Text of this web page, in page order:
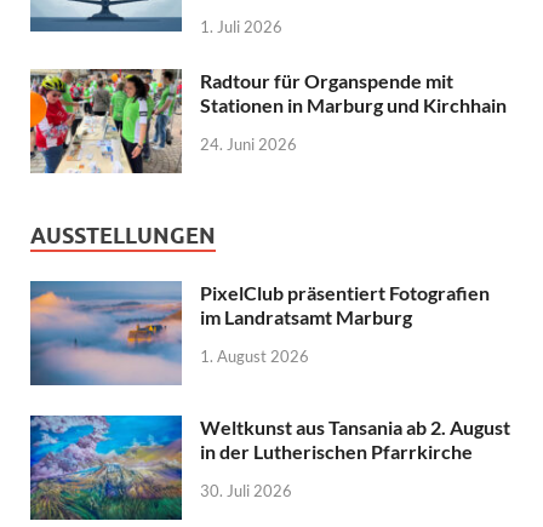
1. Juli 2026
Radtour für Organspende mit
Stationen in Marburg und Kirchhain
24. Juni 2026
AUSSTELLUNGEN
PixelClub präsentiert Fotografien
im Landratsamt Marburg
1. August 2026
Weltkunst aus Tansania ab 2. August
in der Lutherischen Pfarrkirche
30. Juli 2026